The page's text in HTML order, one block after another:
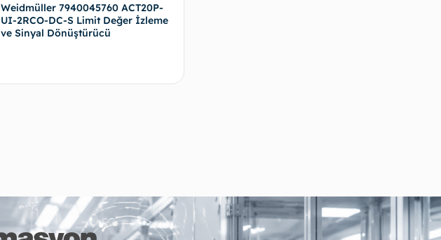
Weidmüller 7940045760 ACT20P-
UI-2RCO-DC-S Limit Değer İzleme
ve Sinyal Dönüştürücü